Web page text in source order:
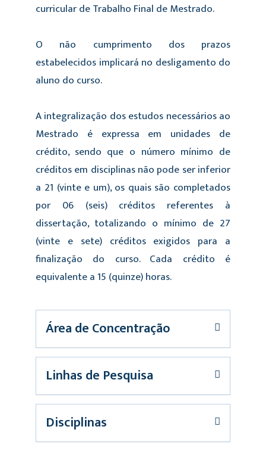
curricular de Trabalho Final de Mestrado.
O não cumprimento dos prazos
estabelecidos implicará no desligamento do
aluno do curso.
A integralização dos estudos necessários ao
Mestrado é expressa em unidades de
crédito, sendo que o número mínimo de
créditos em disciplinas não pode ser inferior
a 21 (vinte e um), os quais são completados
por 06 (seis) créditos referentes à
dissertação, totalizando o mínimo de 27
(vinte e sete) créditos exigidos para a
finalização do curso. Cada crédito é
equivalente a 15 (quinze) horas.
Área de Concentração
Linhas de Pesquisa
Disciplinas